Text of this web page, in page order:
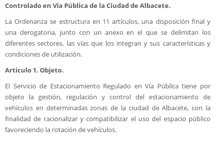
Controlado en Vía Pública de la Ciudad de Albacete.
La Ordenanza se estructura en 11 artículos, una disposición final y
una derogatoria, junto con un anexo en el que se delimitan los
diferentes sectores, las vías que los integran y sus características y
condiciones de utilización.
Artículo 1. Objeto.
El Servicio de Estacionamiento Regulado en Vía Pública tiene por
objeto la gestión, regulación y control del estacionamiento de
vehículos en determinadas zonas de la ciudad de Albacete, con la
finalidad de racionalizar y compatibilizar el uso del espacio público
favoreciendo la rotación de vehículos.